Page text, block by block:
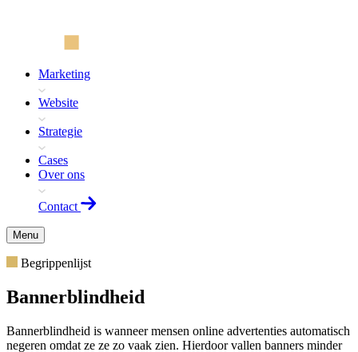
Marketing
Website
Strategie
Cases
Over ons
Contact
Menu
Begrippenlijst
Bannerblindheid
Bannerblindheid is wanneer mensen online advertenties automatisch
negeren omdat ze ze zo vaak zien. Hierdoor vallen banners minder